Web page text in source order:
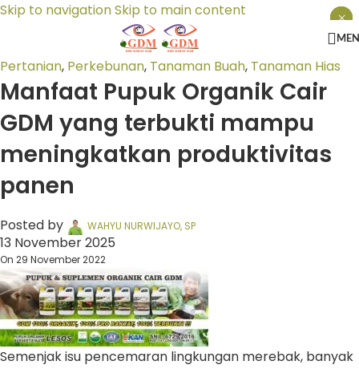
Skip to navigationSkip to main content
Pertanian, Perkebunan, Tanaman Buah, Tanaman Hias
Manfaat Pupuk Organik Cair
GDM yang terbukti mampu
meningkatkan produktivitas
panen
Posted by WAHYU NURWIJAYO, SP
13 November 2025
On 29 November 2022
Semenjak isu pencemaran lingkungan merebak, banyak
×
×
×